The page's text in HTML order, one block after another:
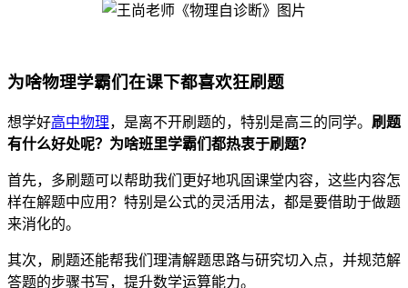
为啥物理学霸们在课下都喜欢狂刷题
想学好高中物理，是离不开刷题的，特别是高三的同学。 刷题
有什么好处呢？为啥班里学霸们都热衷于刷题？
首先，多刷题可以帮助我们更好地巩固课堂内容，这些内容怎
样在解题中应用？特别是公式的灵活用法，都是要借助于做题
来消化的。
其次，刷题还能帮我们理清解题思路与研究切入点，并规范解
答题的步骤书写，提升数学运算能力。